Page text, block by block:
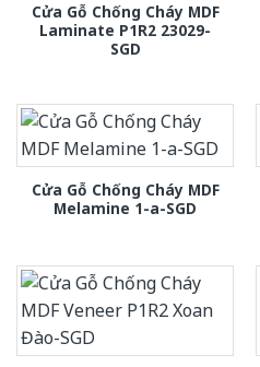
Cửa Gỗ Chống Cháy MDF
Laminate P1R2 23029-
SGD
Cửa Gỗ Chống Cháy MDF
Melamine 1-a-SGD